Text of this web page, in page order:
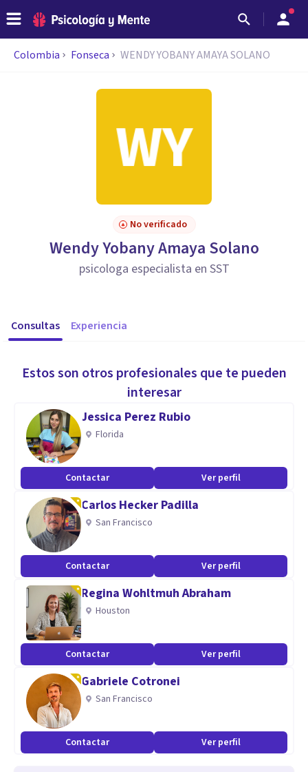
Colombia Fonseca WENDY YOBANY AMAYA SOLANO
No verificado
Wendy Yobany Amaya Solano
psicologa especialista en SST
Consultas Experiencia
Estos son otros profesionales que te pueden
interesar
Jessica Perez Rubio
Florida
Contactar Ver perfil
Carlos Hecker Padilla
San Francisco
Contactar Ver perfil
Regina Wohltmuh Abraham
Houston
Contactar Ver perfil
Gabriele Cotronei
San Francisco
Contactar Ver perfil